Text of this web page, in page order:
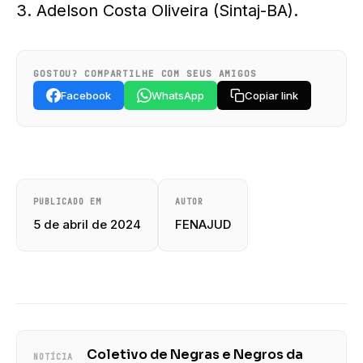
3. Adelson Costa Oliveira (Sintaj-BA).
GOSTOU? COMPARTILHE COM SEUS AMIGOS
Facebook WhatsApp Copiar link
PUBLICADO EM
5 de abril de 2024
AUTOR
FENAJUD
NOTÍCIA
Coletivo de Negras e Negros da